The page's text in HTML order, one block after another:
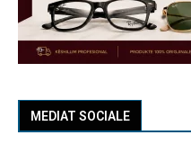
MEDIAT SOCIALE